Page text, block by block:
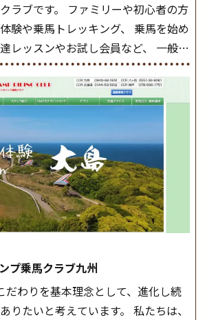
法を身につけましょう。 注意事項
り、使用する馬場はこちらで決定い
ください ◆基本は雨天決行です
より、安全上急遽中止させていただ
。 ◆三木ホースランドパークの協議
、一部レッスンが中止になる場合が
際、ご予約いただいている皆様には事
前にご連絡いたします。MIKIホーストレックのツアー
ラブです。 ファミリーや初心者の方
験や乗馬トレッキング、 乗馬を始め
レッスンやお試し会員など、 一般の
いただける施設を目指しています。
格）に会員になったり自分の馬を持
クラブでもあり、 健康や趣味、スポ
若男女様々な方が、日々乗馬をお楽
す。 なお、ゴールデンウィークと夏
営業していますので、ぜひご家族で
お越しください！大山乗馬センターの紹介記事はこち
プ乗馬クラブ九州
だわりを基本理念として、進化し続
りたいと考えています。 私たちは、